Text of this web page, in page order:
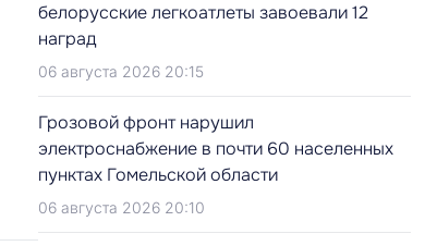
белорусские легкоатлеты завоевали 12
наград
06 августа 2026 20:15
Грозовой фронт нарушил
электроснабжение в почти 60 населенных
пунктах Гомельской области
06 августа 2026 20:10